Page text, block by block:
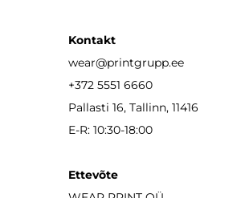
Kontakt
wear@printgrupp.ee
+372 5551 6660
Pallasti 16, Tallinn, 11416
E-R: 10:30-18:00
Ettevõte